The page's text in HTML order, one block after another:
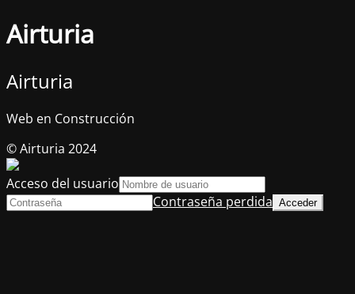
Airturia
Airturia
Web en Construcción
© Airturia 2024
Acceso del usuario
Contraseña perdida